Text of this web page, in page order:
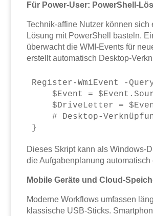
Für Power-User: PowerShell-
Technik-affine Nutzer können sich
Lösung mit PowerShell basteln.
überwacht die WMI-Events für
erstellt automatisch Desktop-
Register-WmiEvent -
$Event =
$DriveLetter =
# Desktop-
Dieses Skript kann als Windows-
die Aufgabenplanung automatisch
Mobile Geräte und Cloud-
Moderne Workflows umfassen
klassische USB-Sticks.